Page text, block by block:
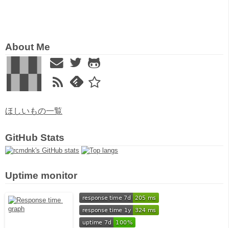
About Me
ほしいもの一覧
GitHub Stats
Uptime monitor